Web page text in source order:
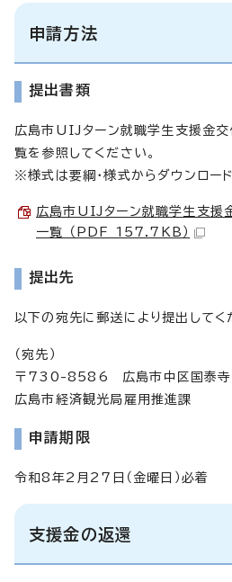
申請方法
提出書類
広島市UIJターン就職学生支援金
覧を参照してください。
※様式は要綱・様式からダウンロード
広島市UIJターン就職学生支援
一覧 （PDF 157.7KB）
提出先
以下の宛先に郵送により提出してく
（宛先）
〒730-8586 広島市中区国泰寺
広島市経済観光局雇用推進課
申請期限
令和8年2月27日（金曜日）必着
支援金の返還